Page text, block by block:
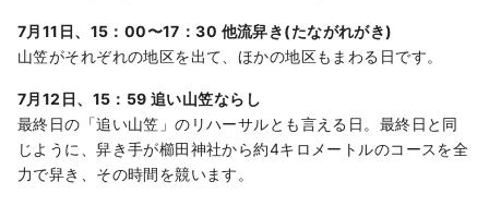
7月11日、15：00〜17：30 他流舁き(たながれがき)
山笠がそれぞれの地区を出て、ほかの地区もまわる日です。
7月12日、15：59 追い山笠ならし
最終日の「追い山笠」のリハーサルとも言える日。最終日と同
じように、舁き手が櫛田神社から約4キロメートルのコースを全
力で舁き、その時間を競います。